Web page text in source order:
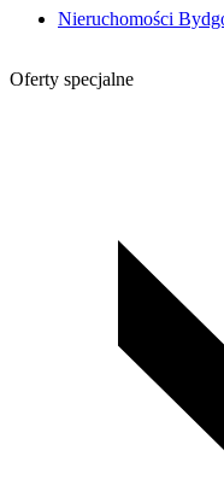
Nieruchomości
Oferty specjalne